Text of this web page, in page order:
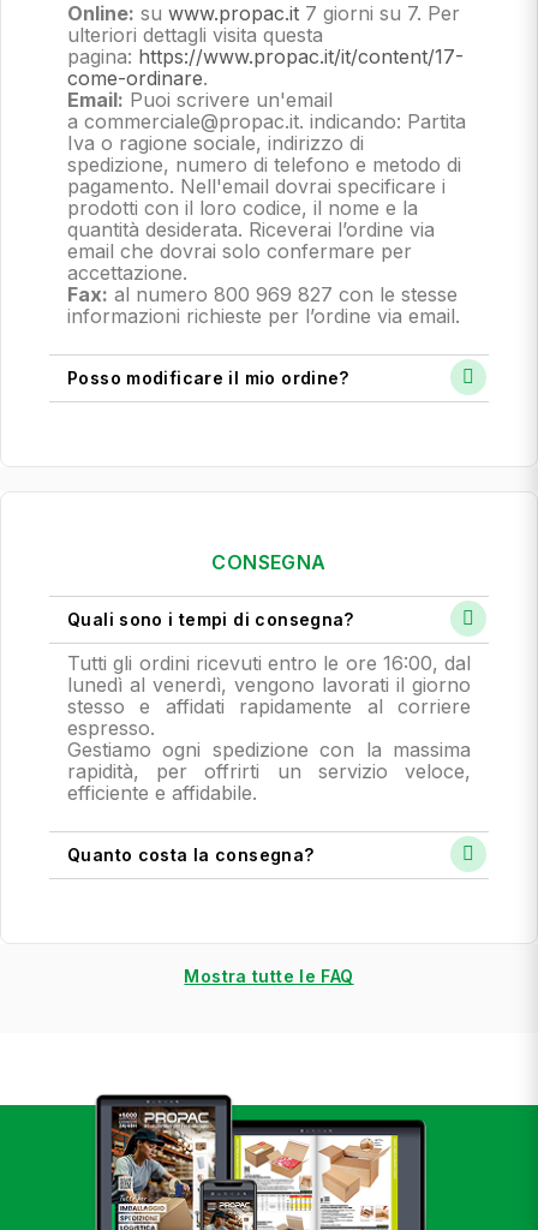
Online: su www.propac.it 7 giorni su 7. Per
ulteriori dettagli visita questa
pagina: https://www.propac.it/it/content/17-
come-ordinare.
Email: Puoi scrivere un'email
a commerciale@propac.it. indicando: Partita
Iva o ragione sociale, indirizzo di
spedizione, numero di telefono e metodo di
pagamento. Nell'email dovrai specificare i
prodotti con il loro codice, il nome e la
quantità desiderata. Riceverai l’ordine via
email che dovrai solo confermare per
accettazione.
Fax: al numero 800 969 827 con le stesse
informazioni richieste per l’ordine via email.
Posso modificare il mio ordine?
CONSEGNA
Quali sono i tempi di consegna?
Tutti gli ordini ricevuti entro le ore 16:00, dal
lunedì al venerdì, vengono lavorati il giorno
stesso e affidati rapidamente al corriere
espresso.
Gestiamo ogni spedizione con la massima
rapidità, per offrirti un servizio veloce,
efficiente e affidabile.
Quanto costa la consegna?
Mostra tutte le FAQ